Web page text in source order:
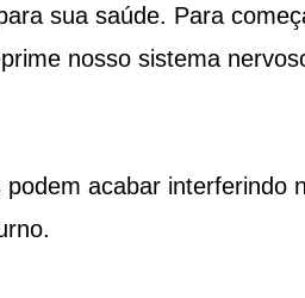
sua saúde. Para
nosso sistema
acabar interferindo